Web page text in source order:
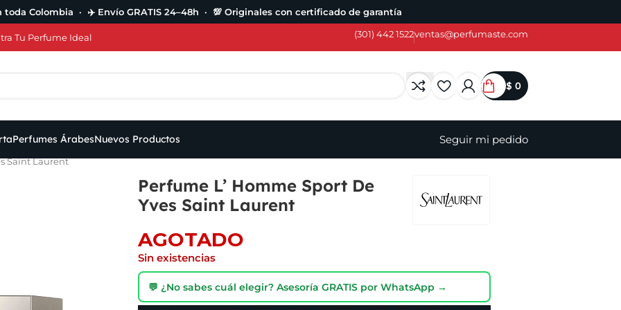
toda Colombia · ✈️ Envío GRATIS 24–48h · 💯 Originales con certificado de garantía
Tu Perfume Ideal (301) 442 1522ventas@perfumaste.com
$ 0
Perfumes ÁrabesNuevos Productos Seguir mi pedido
Saint Laurent
Perfume L’ Homme Sport De
Yves Saint Laurent
AGOTADO
Sin existencias
💬 ¿No sabes cuál elegir? Asesoría GRATIS por WhatsApp →